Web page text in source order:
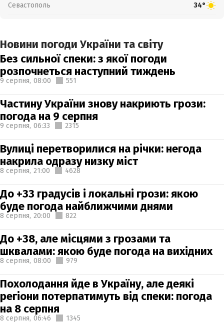
Севастополь 34°
Новини погоди України та світу
Без сильної спеки: з якої погоди
розпочнеться наступний тиждень
9 серпня, 08:00 551
Частину України знову накриють грози:
погода на 9 серпня
9 серпня, 06:33 2315
Вулиці перетворилися на річки: негода
накрила одразу низку міст
8 серпня, 21:00 4628
До +33 градусів і локальні грози: якою
буде погода найближчими днями
8 серпня, 20:00 822
До +38, але місцями з грозами та
шквалами: якою буде погода на вихідних
8 серпня, 08:00 979
Похолодання йде в Україну, але деякі
регіони потерпатимуть від спеки: погода
на 8 серпня
8 серпня, 06:46 1345